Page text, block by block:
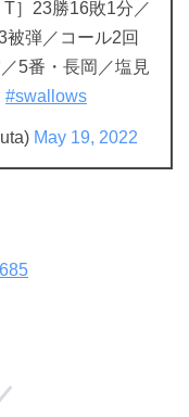
］23勝16敗1分／
弾／コール2回
5番・長岡／塩見
#swallows
May 19, 2022